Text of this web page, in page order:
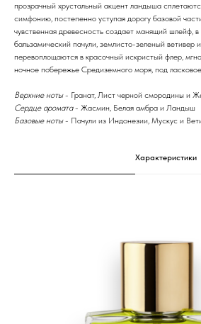
прозрачный хрустальный акцент ландыша
симфонию, постепенно уступая дорогу базовой
чувственная древесность создает манящий шлейф,
бальзамический пачули, землисто-зеленый
перевоплощаются в красочный искристый флер,
ночное побережье Средиземного моря, под
Верхние ноты- Гранат, Лист черной смородины и
Сердце аромата- Жасмин, Белая амбра и Ландыш
Базовые ноты- Пачули из Индонезии, Мускус и
Характеристики